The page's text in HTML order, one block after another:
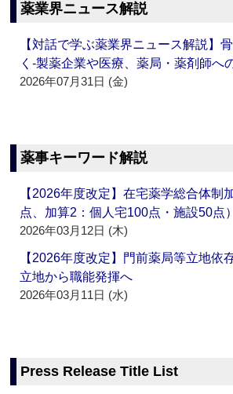
薬業界ニュース解説
【対話で学ぶ薬業界ニュース解説】
く‐製薬企業や医療、薬局・薬剤師へ
2026年07月31日 (金)
薬事キーワード解説
【2026年度改定】在宅薬学総合体制
点、加算2：個人宅100点・施設50点
2026年03月12日 (木)
【2026年度改定】門前薬局等立地依
立地から職能発揮へ
2026年03月11日 (水)
Press Release Title List